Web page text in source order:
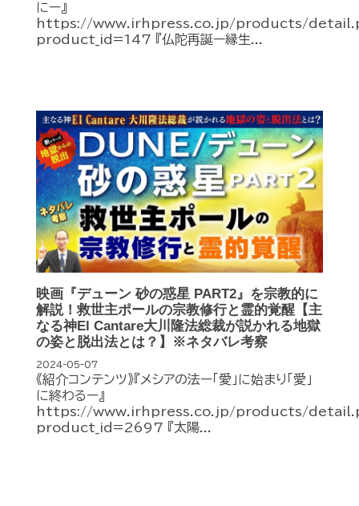
にー』
https://www.irhpress.co.jp/products/
product_id=147 『仏陀再誕ー縁生...
映画『デューン 砂の惑星 PART2』を宗教的に
解説！救世主ポールの宗教修行と霊的覚醒【主
なる神El Cantare大川隆法総裁が説かれる地獄
の姿と脱出法とは？】※ネタバレ考察
2024-05-07
《紹介コンテンツ》『メシアの法ー「愛」に始まり「愛」
に終わるー』
https://www.irhpress.co.jp/products/
product_id=2697 『太陽...